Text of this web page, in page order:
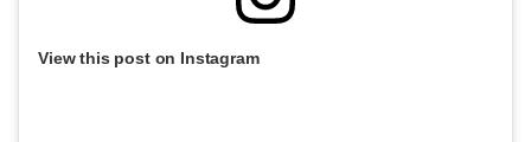
View this post on Instagram